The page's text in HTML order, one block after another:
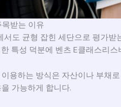
받는 이유
서도 균형 잡힌 세단으로 평가
특성 덕분에 벤츠 E클래스리
용하는 방식은 자산이나 부채
가능하게 합니다.